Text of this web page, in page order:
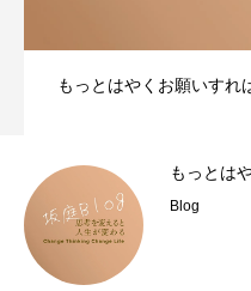
もっとはやくお願いすれ
もっとは
Blog